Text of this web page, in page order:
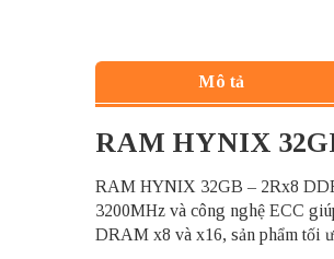
Mô tả
RAM HYNIX
RAM HYNIX 32GB – 2Rx8
3200MHz và công nghệ ECC
DRAM x8 và x16, sản phẩm tối